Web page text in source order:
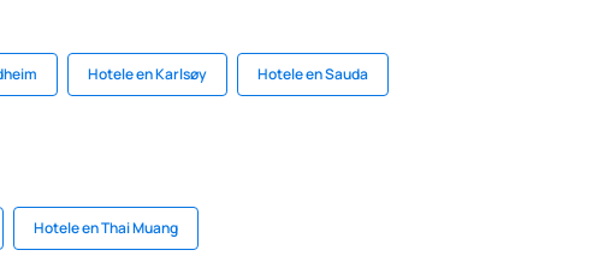
Hotele en Karlsøy Hotele en Sauda
Hotele en Thai Muang